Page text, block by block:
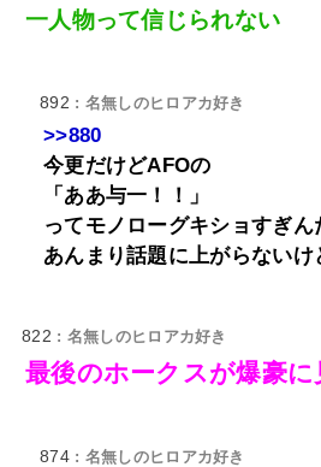
一人物って信じられない
892 : 名無しのヒロアカ好き
>>880
今更だけどAFOの
「ああ与一！！」
ってモノローグキショすぎん
あんまり話題に上がらないけ
822 : 名無しのヒロアカ好き
最後のホークスが爆豪
874 : 名無しのヒロアカ好き